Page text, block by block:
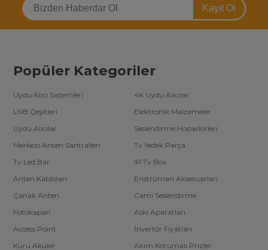
Kayıt Ol
Popüler Kategoriler
Uydu Alıcı Sistemleri
4K Uydu Alıcılar
LNB Çeşitleri
Elektronik Malzemeler
Uydu Alıcılar
Seslendirme Hoparlörleri
Merkezi Anten Santralleri
Tv Yedek Parça
Tv Led Bar
IP Tv Box
Anten Kabloları
Enstrüman Aksesuarları
Çanak Anten
Cami Seslendirme
Fotokapan
Askı Aparatları
Access Point
İnvertör Fiyatları
Kuru Aküler
Akım Korumalı Prizler